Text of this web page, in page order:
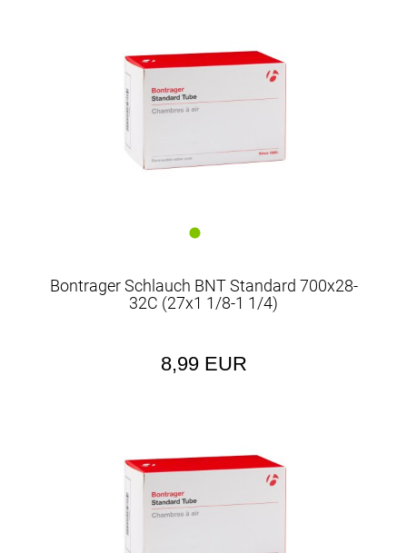
Bontrager Schlauch BNT Standard 700x28-
32C (27x1 1/8-1 1/4)
8,99 EUR